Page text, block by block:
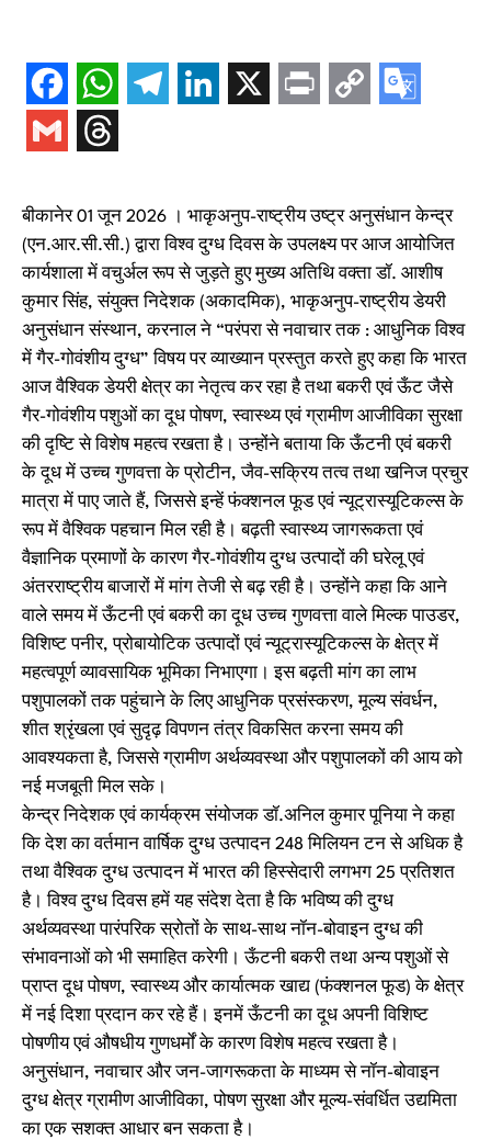
बीकानेर 01 जून 2026 । भाकृअनुप-राष्‍ट्रीय उष्‍ट्र अनुसंधान केन्‍द्र
(एन.आर.सी.सी.) द्वारा विश्‍व दुग्‍ध दिवस के उपलक्ष्‍य पर आज आयोजित
कार्यशाला में वचुर्अल रूप से जुड़ते हुए मुख्य अतिथि वक्ता डॉ. आशीष
कुमार सिंह, संयुक्त निदेशक (अकादमिक), भाकृअनुप-राष्ट्रीय डेयरी
अनुसंधान संस्थान, करनाल ने “परंपरा से नवाचार तक : आधुनिक विश्व
में गैर-गोवंशीय दुग्ध” विषय पर व्याख्यान प्रस्तुत करते हुए कहा कि भारत
आज वैश्विक डेयरी क्षेत्र का नेतृत्व कर रहा है तथा बकरी एवं ऊँट जैसे
गैर-गोवंशीय पशुओं का दूध पोषण, स्वास्थ्य एवं ग्रामीण आजीविका सुरक्षा
की दृष्टि से विशेष महत्व रखता है। उन्होंने बताया कि ऊँटनी एवं बकरी
के दूध में उच्च गुणवत्ता के प्रोटीन, जैव-सक्रिय तत्व तथा खनिज प्रचुर
मात्रा में पाए जाते हैं, जिससे इन्हें फंक्शनल फूड एवं न्यूट्रास्यूटिकल्स के
रूप में वैश्विक पहचान मिल रही है। बढ़ती स्वास्थ्य जागरूकता एवं
वैज्ञानिक प्रमाणों के कारण गैर-गोवंशीय दुग्ध उत्पादों की घरेलू एवं
अंतरराष्ट्रीय बाजारों में मांग तेजी से बढ़ रही है। उन्होंने कहा कि आने
वाले समय में ऊँटनी एवं बकरी का दूध उच्च गुणवत्ता वाले मिल्क पाउडर,
विशिष्ट पनीर, प्रोबायोटिक उत्पादों एवं न्यूट्रास्यूटिकल्स के क्षेत्र में
महत्वपूर्ण व्यावसायिक भूमिका निभाएगा। इस बढ़ती मांग का लाभ
पशुपालकों तक पहुंचाने के लिए आधुनिक प्रसंस्करण, मूल्य संवर्धन,
शीत श्रृंखला एवं सुदृढ़ विपणन तंत्र विकसित करना समय की
आवश्यकता है, जिससे ग्रामीण अर्थव्यवस्था और पशुपालकों की आय को
नई मजबूती मिल सके।
केन्‍द्र निदेशक एवं कार्यक्रम संयोजक डॉ.अनिल कुमार पूनिया ने कहा
कि देश का वर्तमान वार्षिक दुग्ध उत्पादन 248 मिलियन टन से अधिक है
तथा वैश्विक दुग्ध उत्पादन में भारत की हिस्सेदारी लगभग 25 प्रतिशत
है। विश्व दुग्ध दिवस हमें यह संदेश देता है कि भविष्य की दुग्ध
अर्थव्यवस्था पारंपरिक स्रोतों के साथ-साथ नॉन-बोवाइन दुग्ध की
संभावनाओं को भी समाहित करेगी। ऊँटनी बकरी तथा अन्य पशुओं से
प्राप्त दूध पोषण, स्वास्थ्य और कार्यात्मक खाद्य (फंक्शनल फूड) के क्षेत्र
में नई दिशा प्रदान कर रहे हैं। इनमें ऊँटनी का दूध अपनी विशिष्ट
पोषणीय एवं औषधीय गुणधर्मों के कारण विशेष महत्व रखता है।
अनुसंधान, नवाचार और जन-जागरूकता के माध्यम से नॉन-बोवाइन
दुग्ध क्षेत्र ग्रामीण आजीविका, पोषण सुरक्षा और मूल्य-संवर्धित उद्यमिता
का एक सशक्त आधार बन सकता है।